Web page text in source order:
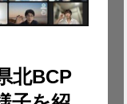
北BCP